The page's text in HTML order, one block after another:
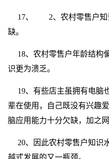
17、 2、农村零售户知
缺。
18、农村零售户年龄结构
识更为溃乏。
19、有些店主虽拥有电脑
辈在使用，自己既没有兴趣
脑应用能力十分欠缺，加之
20、因此农村零售户知识
越式发展的又一瓶颈。